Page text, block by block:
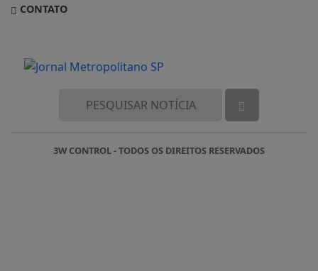
CONTATO
3W CONTROL - TODOS OS DIREITOS RESERVADOS